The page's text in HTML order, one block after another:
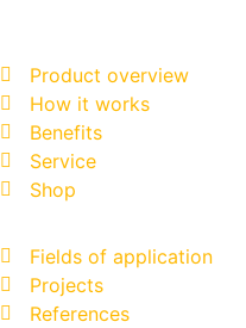
Product overview
How it works
Benefits
Service
Shop
Fields of application
Projects
References